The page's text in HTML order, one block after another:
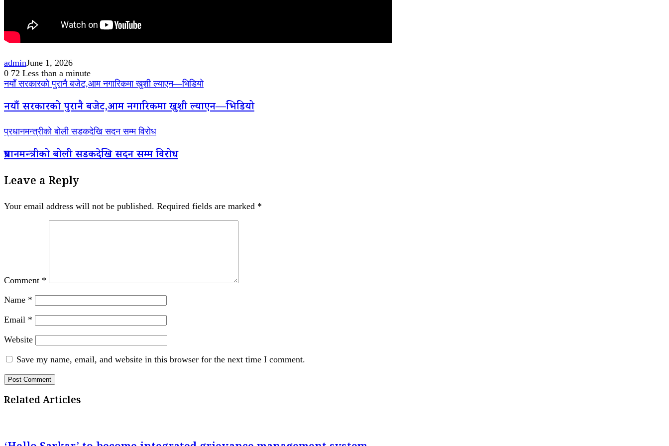
adminJune 1, 2026
0 72 Less than a minute
नयाँ सरकारको पुरानै बजेट,आम नगारिकमा खुशी ल्याएन—भिडियो
नयाँ सरकारको पुरानै बजेट,आम नगारिकमा खुशी ल्याएन—भिडियो
प्रधानमन्त्रीको बोली सडकदेखि सदन सम्म विरोध
प्रधानमन्त्रीको बोली सडकदेखि सदन सम्म विरोध
Leave a Reply
Your email address will not be published. Required fields are marked *
Comment *
Name *
Email *
Website
Save my name, email, and website in this browser for the next time I comment.
Related Articles